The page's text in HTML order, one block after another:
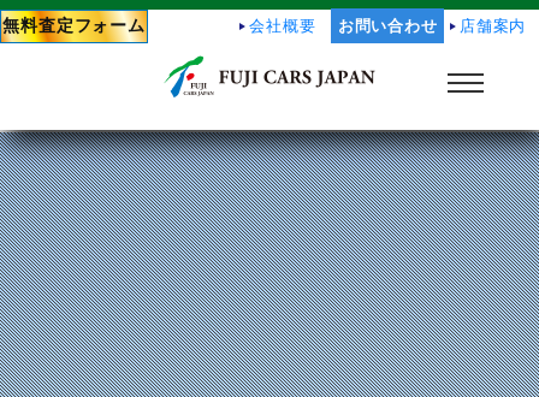
会社概要 お問い合わせ 店舗案内
無料査定フォーム